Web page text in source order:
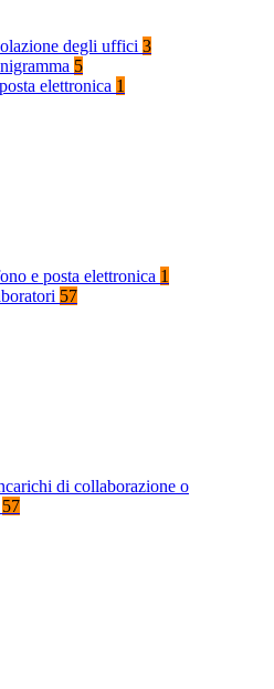
degli uffici 3
5
elettronica 1
e posta elettronica 1
57
di collaborazione o
57